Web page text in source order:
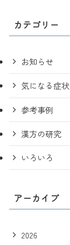
カテゴリー
お知らせ
気になる症状
参考事例
漢方の研究
いろいろ
アーカイブ
2026